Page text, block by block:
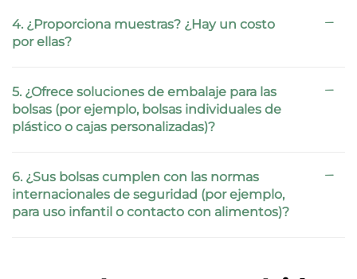
4. ¿Proporciona muestras? ¿Hay un costo
por ellas?
5. ¿Ofrece soluciones de embalaje para las
bolsas (por ejemplo, bolsas individuales de
plástico o cajas personalizadas)?
6. ¿Sus bolsas cumplen con las normas
internacionales de seguridad (por ejemplo,
para uso infantil o contacto con alimentos)?